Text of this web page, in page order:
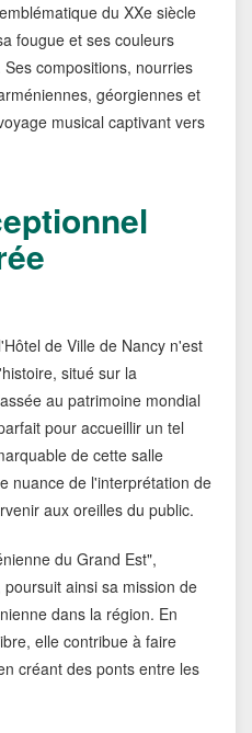
du XXe siècle
fougue et ses couleurs
compositions, nourries
géorgiennes et
musical captivant vers
de Ville de Nancy n'est
situé sur la
au patrimoine mondial
pour accueillir un tel
de cette salle
nuance de l'interprétation de
aux oreilles du public.
du Grand Est",
ainsi sa mission de
dans la région. En
elle contribue à faire
créant des ponts entre les